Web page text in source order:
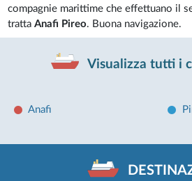
compagnie marittime che effettuano il
trattaAnafi Pireo. Buona navigazione.
Visualizza tutti i
Anafi